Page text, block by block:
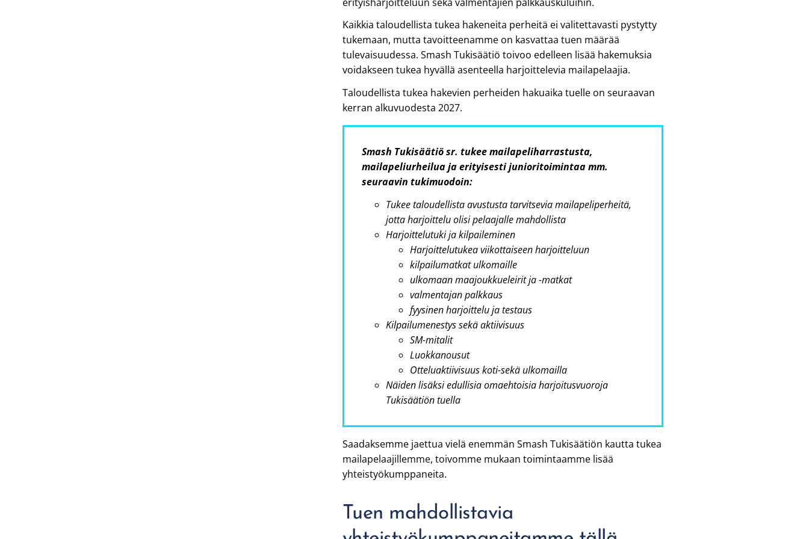
Kaikkia taloudellista tukea hakeneita perheitä ei valitettavasti pystytty
tukemaan, mutta tavoitteenamme on kasvattaa tuen määrää
tulevaisuudessa. Smash Tukisäätiö toivoo edelleen lisää hakemuksia
voidakseen tukea hyvällä asenteella harjoittelevia mailapelaajia.
Taloudellista tukea hakevien perheiden hakuaika tuelle on seuraavan
kerran alkuvuodesta 2027.
Smash Tukisäätiö sr. tukee mailapeliharrastusta,
mailapeliurheilua ja erityisesti junioritoimintaa mm.
seuraavin tukimuodoin:
Tukee taloudellista avustusta tarvitsevia mailapeliperheitä,
jotta harjoittelu olisi pelaajalle mahdollista
Harjoittelutuki ja kilpaileminen
Harjoittelutukea viikottaiseen harjoitteluun
kilpailumatkat ulkomaille
ulkomaan maajoukkueleirit ja -matkat
valmentajan palkkaus
fyysinen harjoittelu ja testaus
Kilpailumenestys sekä aktiivisuus
SM-mitalit
Luokkanousut
Otteluaktiivisuus koti-sekä ulkomailla
Näiden lisäksi edullisia omaehtoisia harjoitusvuoroja
Tukisäätiön tuella
Saadaksemme jaettua vielä enemmän Smash Tukisäätiön kautta tukea
mailapelaajillemme, toivomme mukaan toimintaamme lisää
yhteistyökumppaneita.
Tuen mahdollistavia